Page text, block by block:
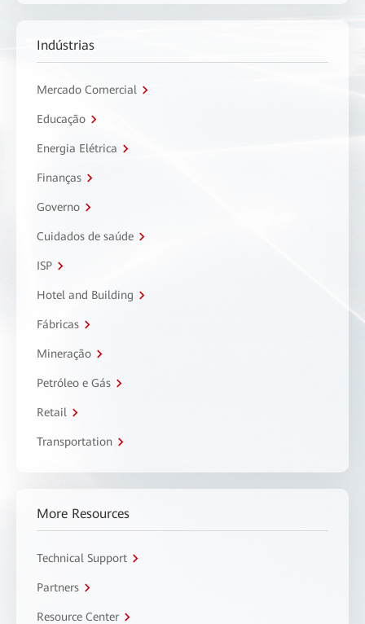
Indústrias
Mercado Comercial
Educação
Energia Elétrica
Finanças
Governo
Cuidados de saúde
ISP
Hotel and Building
Fábricas
Mineração
Petróleo e Gás
Retail
Transportation
More Resources
Technical Support
Partners
Resource Center